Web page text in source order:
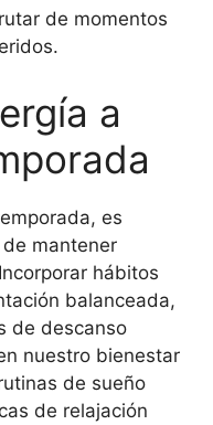
de momentos
a
es
mantener
hábitos
balanceada,
de descanso
nuestro bienestar
de sueño
de relajación